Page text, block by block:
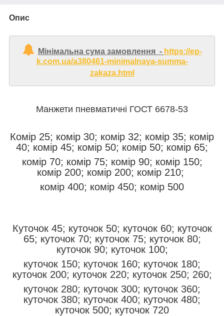
Опис
Мінімальна сума замовлення - https://ep-
k.com.ua/a380461-minimalnaya-summa-
zakaza.html
Манжети пневматичні ГОСТ 6678-53
Комір 25; комір 30; комір 32; комір 35; комір
40; комір 45; комір 50; комір 50; комір 65;
комір 70; комір 75; комір 90; комір 150;
комір 200; комір 200; комір 210;
комір 400; комір 450; комір 500
Куточок 45; куточок 50; куточок 60; куточок
65; куточок 70; куточок 75; куточок 80;
куточок 90; куточок 100;
куточок 150; куточок 160; куточок 180;
куточок 200; куточок 220; куточок 250; 260;
куточок 280; куточок 300; куточок 360;
куточок 380; куточок 400; куточок 480;
куточок 500; куточок 720